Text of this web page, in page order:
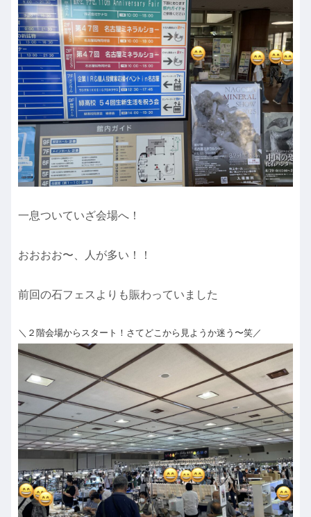
一息ついていざ会場へ！
おおおお〜、人が多い！！
前回の石フェスよりも賑わっていました
＼２階会場からスタート！さてどこから見ようか迷う〜笑／